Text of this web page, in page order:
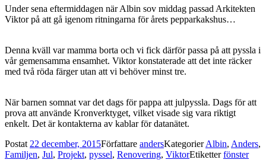
Under sena eftermiddagen när Albin sov middag passad Arkitekten
Viktor på att gå igenom ritningarna för årets pepparkakshus…
Denna kväll var mamma borta och vi fick därför passa på att pyssla i
vår gemensamma ensamhet. Viktor konstaterade att det inte räcker
med två röda färger utan att vi behöver minst tre.
När barnen somnat var det dags för pappa att julpyssla. Dags för att
prova att använde Kronverktyget, vilket visade sig vara riktigt
enkelt. Det är kontakterna av kablar för datanätet.
Postat 22 december, 2015Författare andersKategorierAlbin, Anders,
Familjen, Jul, Projekt, pyssel, Renovering, ViktorEtiketterfönster